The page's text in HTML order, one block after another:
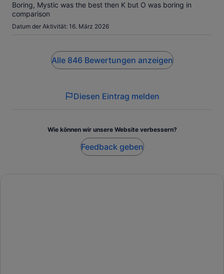
Boring, Mystic was the best then K but O was boring in
comparison
Datum der Aktivität: 16. März 2026
Alle 846 Bewertungen anzeigen
Diesen Eintrag melden
Wie können wir unsere Website verbessern?
Feedback geben